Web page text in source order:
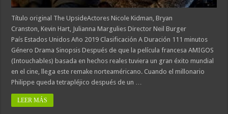
Título original The UpsideActores Nicole Kidman, Bryan
Cranston, Kevin Hart, Julianna Margulies Director Neil Burger
País Estados Unidos Año 2019 Clasificación A Duración 111 minutos
Género Drama Sinopsis Después de que la película francesa AMIGOS
(Intouchables) basada en hechos reales tuviera un gran éxito mundial
en el cine, llega este remake norteaméricano. Cuando el millonario
Philippe queda tetrapléjico después de un …
LEER MÁS